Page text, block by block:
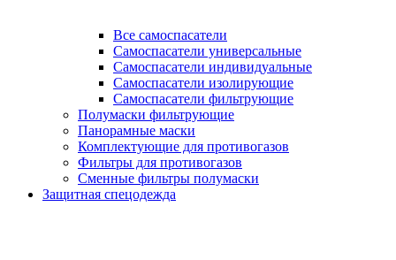
Все самоспасатели
Самоспасатели универсальные
Самоспасатели индивидуальные
Самоспасатели изолирующие
Самоспасатели фильтрующие
Полумаски фильтрующие
Панорамные маски
Комплектующие для противогазов
Фильтры для противогазов
Сменные фильтры полумаски
Защитная спецодежда